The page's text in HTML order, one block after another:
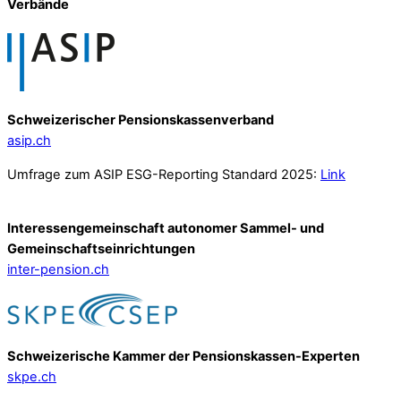
Verbände
Schweizerischer Pensionskassenverband
asip.ch
Umfrage zum ASIP ESG-Reporting Standard 2025: Link
Interessengemeinschaft autonomer Sammel- und
Gemeinschafts­einrichtungen
inter-pension.ch
Schweizerische Kammer der Pensionskassen-Experten
skpe.ch